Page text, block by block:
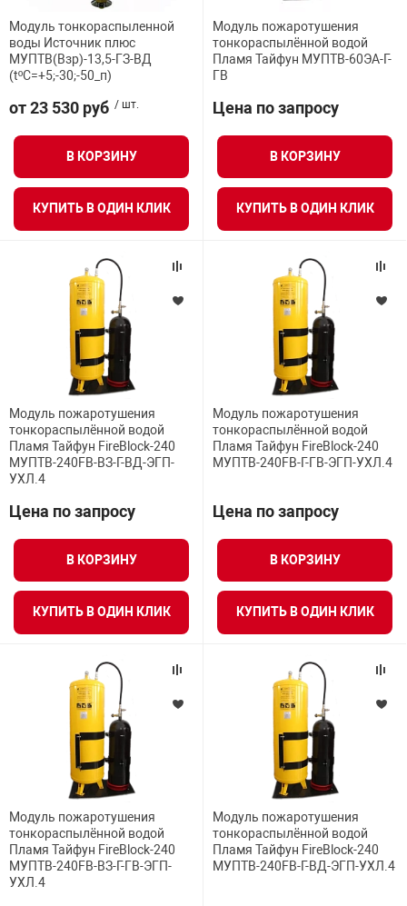
автомобили
средства охраны
сигнализации
безопасность
оборудование
Модуль тонкораспыленной
воды Источник плюс
МУПТВ(Взр)-13,5-ГЗ-ВД
(tºC=+5;-30;-50_п)
от 23 530 руб / шт.
В КОРЗИНУ
КУПИТЬ В ОДИН КЛИК
Модуль пожаротушения
тонкораспылённой водой
Пламя Тайфун МУПТВ-60ЭА-Г-
ГВ
Цена по запросу
В КОРЗИНУ
КУПИТЬ В ОДИН КЛИК
Модуль пожаротушения
тонкораспылённой водой
Пламя Тайфун FireBlock-240
МУПТВ-240FB-ВЗ-Г-ВД-ЭГП-
УХЛ.4
Цена по запросу
В КОРЗИНУ
КУПИТЬ В ОДИН КЛИК
Модуль пожаротушения
тонкораспылённой водой
Пламя Тайфун FireBlock-240
МУПТВ-240FB-Г-ГВ-ЭГП-УХЛ.4
Цена по запросу
В КОРЗИНУ
КУПИТЬ В ОДИН КЛИК
Модуль пожаротушения
тонкораспылённой водой
Пламя Тайфун FireBlock-240
МУПТВ-240FB-ВЗ-Г-ГВ-ЭГП-
УХЛ.4
Модуль пожаротушения
тонкораспылённой водой
Пламя Тайфун FireBlock-240
МУПТВ-240FB-Г-ВД-ЭГП-УХЛ.4